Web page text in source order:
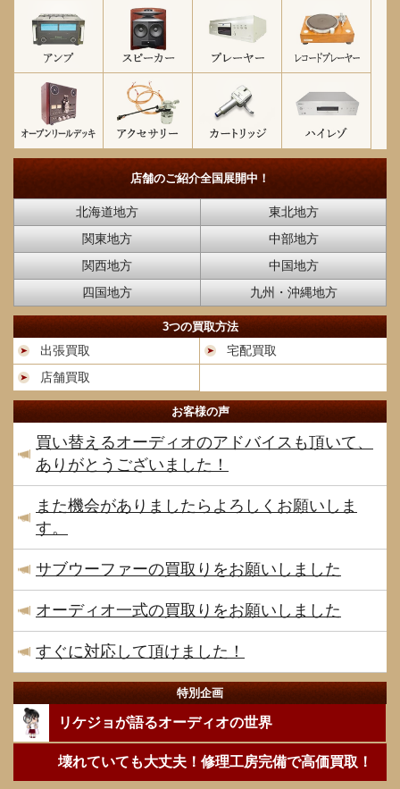
店舗のご紹介全国展開中！
北海道地方
東北地方
関東地方
中部地方
関西地方
中国地方
四国地方
九州・沖縄地方
3つの買取方法
出張買取
宅配買取
店舗買取
お客様の声
買い替えるオーディオのアドバイスも頂いて、
ありがとうございました！
また機会がありましたらよろしくお願いしま
す。
サブウーファーの買取りをお願いしました
オーディオ一式の買取りをお願いしました
すぐに対応して頂けました！
特別企画
リケジョが語るオーディオの世界
壊れていても大丈夫！修理工房完備で高価買取！